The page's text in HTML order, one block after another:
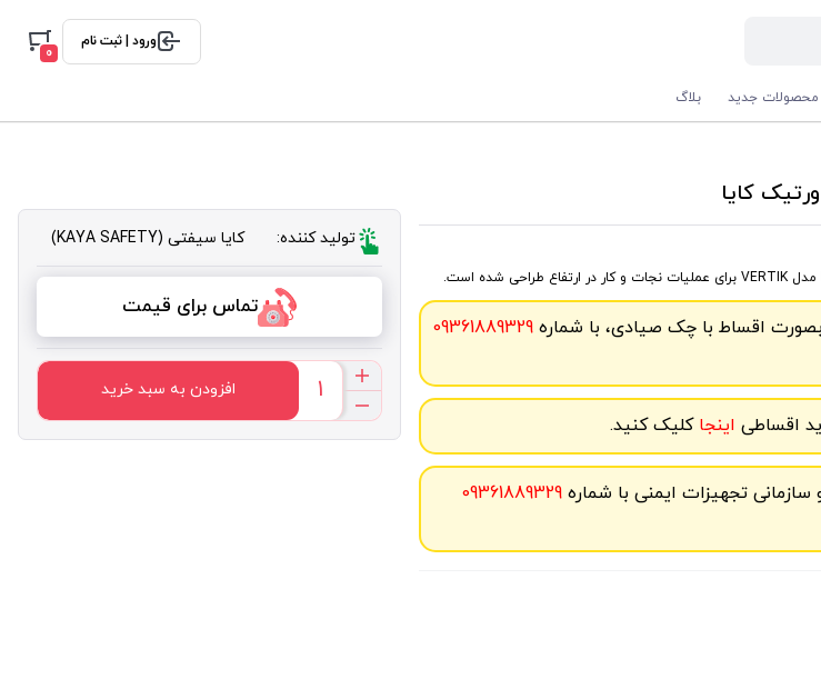
ورود | ثبت نام
0
محصولات جدید بلاگ
کایا
اقساط با چک صیادی، با شماره 09361889329
اقساطی اینجاکلیک کنید.
تجهیزات ایمنی با شماره 09361889329
تولید کننده: کایا سیفتی (KAYA SAFETY)
تماس برای قیمت
افزودن به سبد خرید